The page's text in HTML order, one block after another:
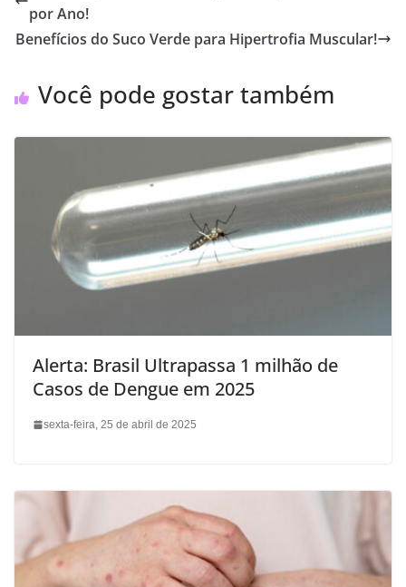
por Ano!
Benefícios do Suco Verde para Hipertrofia Muscular!
Você pode gostar também
Alerta: Brasil Ultrapassa 1 milhão de
Casos de Dengue em 2025
sexta-feira, 25 de abril de 2025